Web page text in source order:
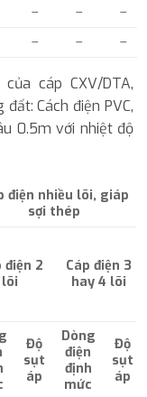
– –
–
– – –
cáp CXV/DTA,
Cách điện PVC,
0.5m với nhiệt độ
điện nhiều lõi, giáp
sợi thép
điện 2
lõi
Cáp điện 3
hay 4 lõi
Độ
sụt
áp
Dòng
điện
định
mức
Độ
sụt
áp